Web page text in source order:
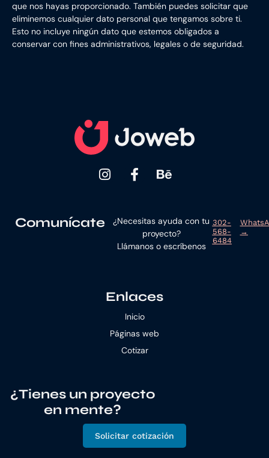
que nos hayas proporcionado. También puedes solicitar que
eliminemos cualquier dato personal que tengamos sobre ti.
Esto no incluye ningún dato que estemos obligados a
conservar con fines administrativos, legales o de seguridad.
Comunícate
¿Necesitas ayuda con tu
proyecto?
Llámanos o escríbenos
302-
568-
6484
→
Enlaces
Inicio
Páginas web
Cotizar
¿Tienes un proyecto
en mente?
Solicitar cotización